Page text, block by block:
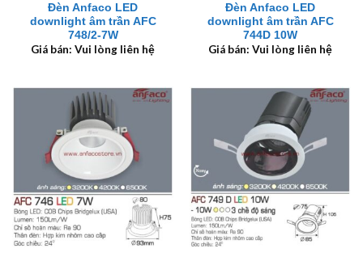
Đèn Anfaco LED
downlight âm trần AFC
748/2-7W
Giá bán: Vui lòng liên hệ
Đèn Anfaco LED
downlight âm trần AFC
744D 10W
Giá bán: Vui lòng liên hệ